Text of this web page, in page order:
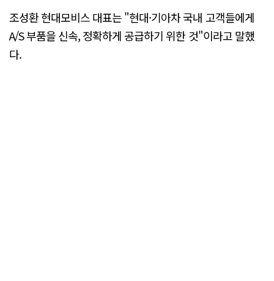
조성환 현대모비스 대표는 "현대·기아차 국내 고객들에게
A/S 부품을 신속, 정확하게 공급하기 위한 것"이라고 말했
다.